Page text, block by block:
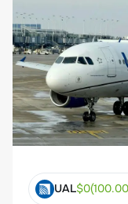
UAL$0(100.00